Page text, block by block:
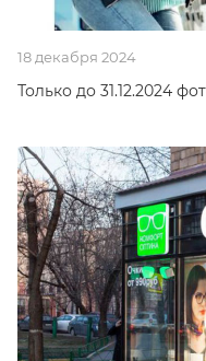
18 декабря 2024
Только до 31.12.2024